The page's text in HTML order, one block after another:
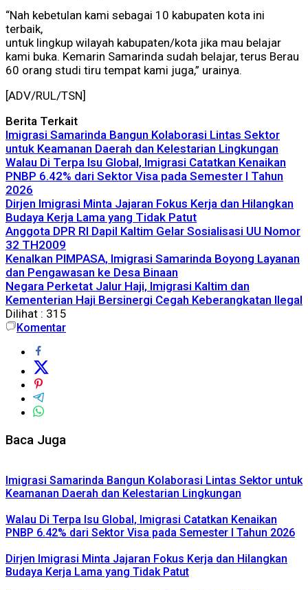
“Nah kebetulan kami sebagai 10 kabupaten kota ini
terbaik,
untuk lingkup wilayah kabupaten/kota jika mau belajar
kami buka. Kemarin Samarinda sudah belajar, terus Berau
60 orang studi tiru tempat kami juga,” urainya.
[ADV/RUL/TSN]
Berita Terkait
Imigrasi Samarinda Bangun Kolaborasi Lintas Sektor
untuk Keamanan Daerah dan Kelestarian Lingkungan
Walau Di Terpa Isu Global, Imigrasi Catatkan Kenaikan
PNBP 6.42% dari Sektor Visa pada Semester I Tahun
2026
Dirjen Imigrasi Minta Jajaran Fokus Kerja dan Hilangkan
Budaya Kerja Lama yang Tidak Patut
Anggota DPR RI Dapil Kaltim Gelar Sosialisasi UU Nomor
32 TH2009
Kenalkan PIMPASA, Imigrasi Samarinda Boyong Layanan
dan Pengawasan ke Desa Binaan
Negara Perketat Jalur Haji, Imigrasi Kaltim dan
Kementerian Haji Bersinergi Cegah Keberangkatan Ilegal
Dilihat : 315
Komentar
Baca Juga
Imigrasi Samarinda Bangun Kolaborasi Lintas Sektor untuk
Keamanan Daerah dan Kelestarian Lingkungan
Walau Di Terpa Isu Global, Imigrasi Catatkan Kenaikan
PNBP 6.42% dari Sektor Visa pada Semester I Tahun 2026
Dirjen Imigrasi Minta Jajaran Fokus Kerja dan Hilangkan
Budaya Kerja Lama yang Tidak Patut